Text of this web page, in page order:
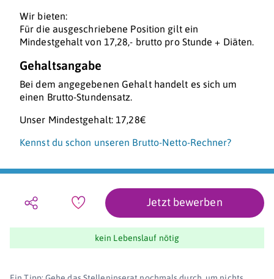
Wir bieten:
Für die ausgeschriebene Position gilt ein
Mindestgehalt von 17,28,- brutto pro Stunde + Diäten.
Gehaltsangabe
Bei dem angegebenen Gehalt handelt es sich um
einen Brutto-Stundensatz.
Unser Mindestgehalt: 17,28€
Kennst du schon unseren Brutto-Netto-Rechner?
Jetzt bewerben
kein Lebenslauf nötig